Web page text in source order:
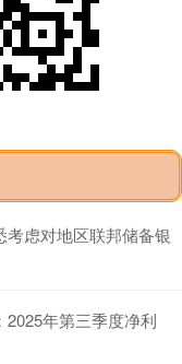
虑对地区联邦储备银
年第三季度净利